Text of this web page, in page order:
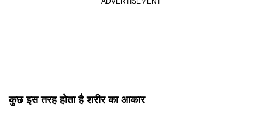
कुछ इस तरह होता है शरीर का आकार